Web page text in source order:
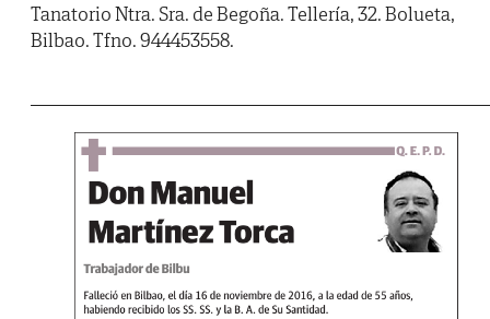
Tanatorio Ntra. Sra. de Begoña. Tellería, 32. Bolueta,
Bilbao. Tfno. 944453558.